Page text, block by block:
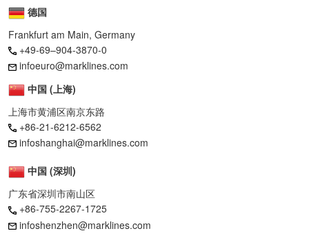
德国
Frankfurt am Main, Germany
+49-69–904-3870-0
infoeuro@marklines.com
中国 (上海)
上海市黄浦区南京东路
+86-21-6212-6562
infoshanghai@marklines.com
中国 (深圳)
广东省深圳市南山区
+86-755-2267-1725
infoshenzhen@marklines.com